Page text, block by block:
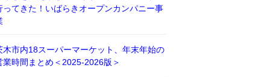
ってきた！いばらきオープンカンパニー事
木市内18スーパーマーケット、年末年始の
業時間まとめ＜2025-2026版＞